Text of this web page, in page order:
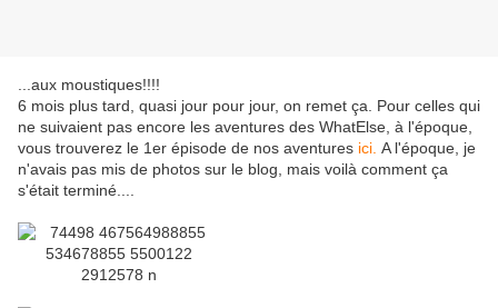
...aux moustiques!!!!
6 mois plus tard, quasi jour pour jour, on remet ça. Pour celles qui
ne suivaient pas encore les aventures des WhatElse, à l'époque,
vous trouverez le 1er épisode de nos aventures ici. A l'époque, je
n'avais pas mis de photos sur le blog, mais voilà comment ça
s'était terminé....